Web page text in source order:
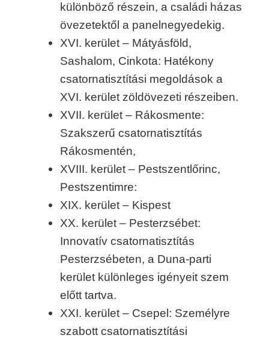
különböző részein, a családi házas
övezetektől a panelnegyedekig.
XVI. kerület – Mátyásföld,
Sashalom, Cinkota: Hatékony
csatornatisztítási megoldások a
XVI. kerület zöldövezeti részeiben.
XVII. kerület – Rákosmente:
Szakszerű csatornatisztítás
Rákosmentén,
XVIII. kerület – Pestszentlőrinc,
Pestszentimre:
XIX. kerület – Kispest
XX. kerület – Pesterzsébet:
Innovatív csatornatisztítás
Pesterzsébeten, a Duna-parti
kerület különleges igényeit szem
előtt tartva.
XXI. kerület – Csepel: Személyre
szabott csatornatisztítási